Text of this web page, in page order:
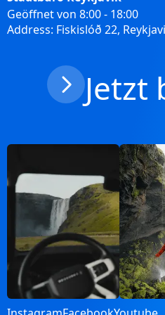
Geöffnet von 8:00 - 18:00
Address: Fiskislóð 22,
Jetzt